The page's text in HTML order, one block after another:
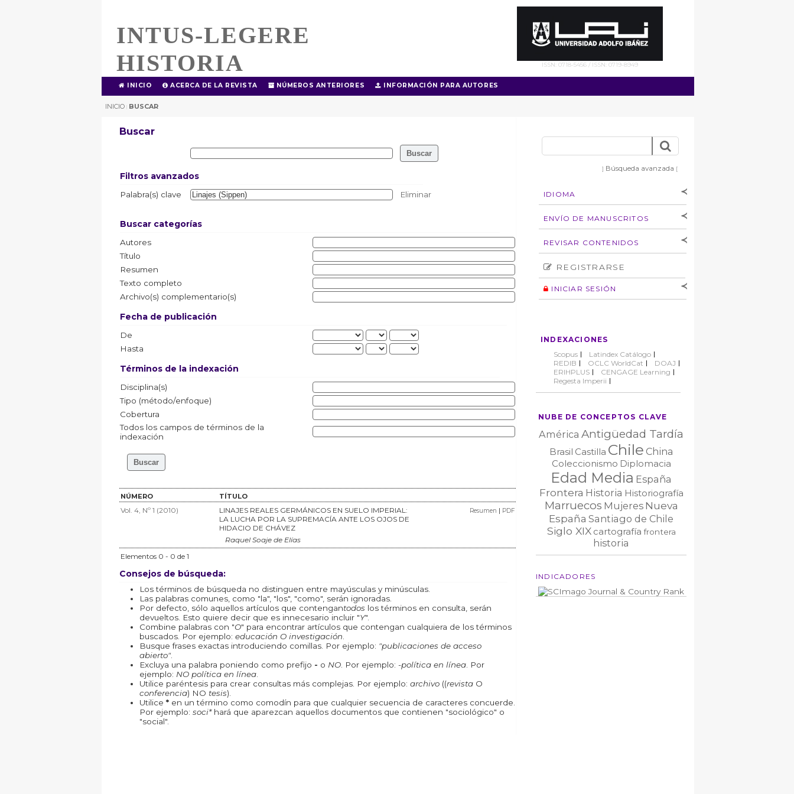
INTUS-LEGERE
HISTORIA
ISSN: 0718-5456 / ISSN: 0719-8949
INICIO ACERCA DE LA REVISTA NÚMEROS ANTERIORES INFORMACIÓN PARA AUTORES
INICIO | BUSCAR
] Búsqueda avanzada [
IDIOMA
[Español ] [English]
ENVÍO DE MANUSCRITOS
autores
Derechos de autoría
Normas éticas
REVISAR CONTENIDOS
Número
Autor
REGISTRARSE
INICIAR SESIÓN
INDEXACIONES
Scopus
Latindex Catálogo
REDIB
OCLC WorldCat
DOAJ
ERIHPLUS
CENGAGE Learning
Regesta Imperii
NUBE DE CONCEPTOS CLAVE
América Antigüedad Tardía
Brasil Castilla Chile China
Coleccionismo Diplomacia
Edad Media España
Frontera Historia Historiografía
Marruecos Mujeres Nueva
España Santiago de Chile
Siglo XIX cartografía frontera
historia
INDICADORES
Buscar
Filtros avanzados
Palabra(s) clave Eliminar
Buscar categorías
Autores
Título
Resumen
Texto completo
Archivo(s) complementario(s)
Fecha de publicación
De
Hasta
Términos de la indexación
Disciplina(s)
Tipo (método/enfoque)
Cobertura
Todos los campos de términos de la
indexación
NÚMERO TÍTULO
Vol. 4, Nº 1 (2010)
LINAJES REALES GERMÁNICOS EN SUELO IMPERIAL:
LA LUCHA POR LA SUPREMACÍA ANTE LOS OJOS DE
HIDACIO DE CHÁVEZ
Raquel Soaje de Elías
Resumen | PDF
Elementos 0 - 0 de 1
Consejos de búsqueda:
Los términos de búsqueda no distinguen entre mayúsculas y minúsculas.
Las palabras comunes, como "la", "los", "como", serán ignoradas.
Por defecto, sólo aquellos artículos que contengantodos los términos en consulta, serán
devueltos. Esto quiere decir que es innecesario incluir "Y".
Combine palabras con "O" para encontrar artículos que contengan cualquiera de los términos
buscados. Por ejemplo: educación O investigación
Busque frases exactas introduciendo comillas. Por ejemplo: "publicaciones de acceso
abierto".
Excluya una palabra poniendo como prefijo - o NO. Por ejemplo: -política en línea. Por
ejemplo: NO política en línea.
Utilice paréntesis para crear consultas más complejas. Por ejemplo: archivo((revistaO
conferencia) NO tesis).
Utilice *en un término como comodín para que cualquier secuencia de caracteres concuerde.
Por ejemplo: soci*hará que aparezcan aquellos documentos que contienen "sociológico" o
"social".